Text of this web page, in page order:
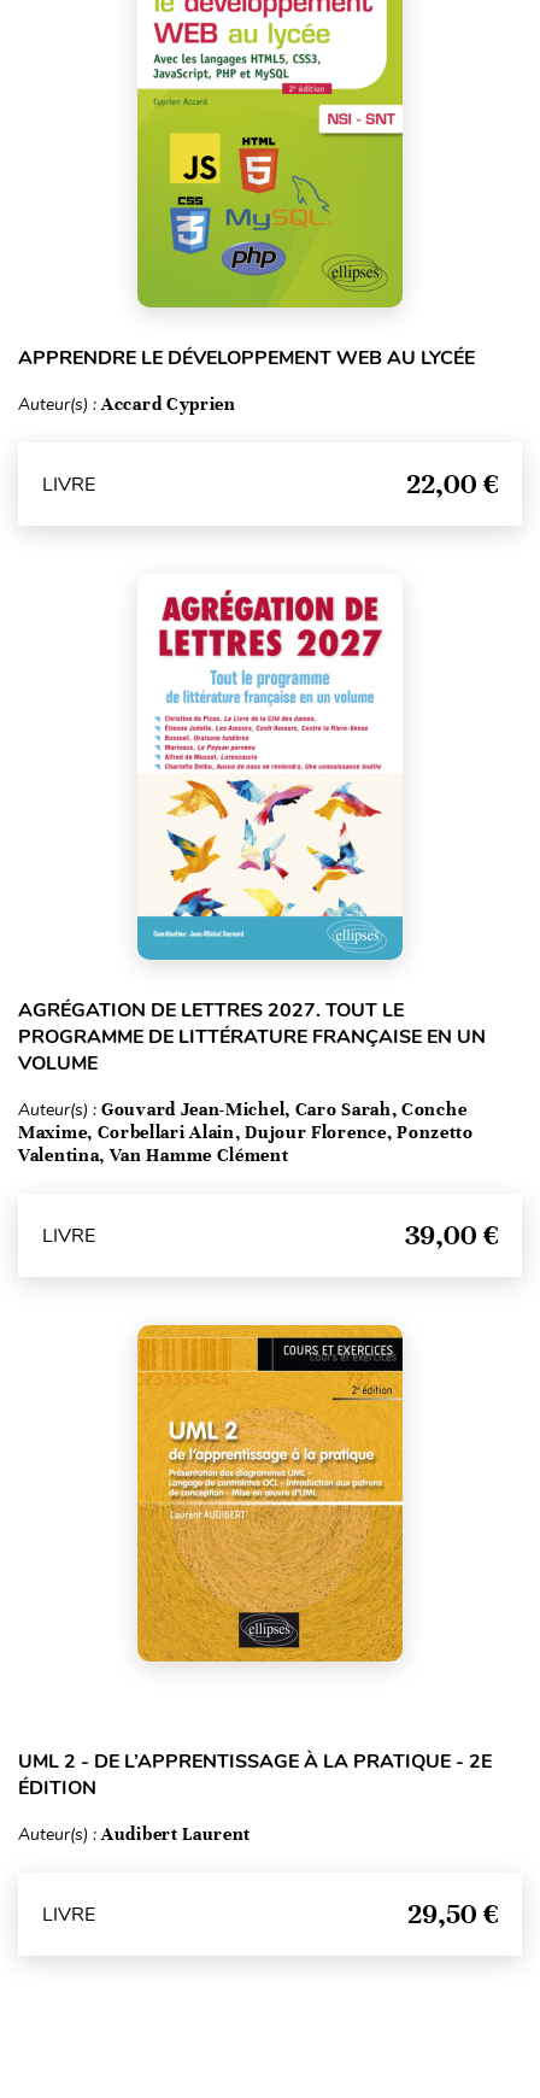
APPRENDRE LE DÉVELOPPEMENT WEB AU LYCÉE
Auteur(s) :Accard Cyprien
LIVRE 22,00 €
AGRÉGATION DE LETTRES 2027. TOUT LE
PROGRAMME DE LITTÉRATURE FRANÇAISE EN UN
VOLUME
Auteur(s) : Gouvard Jean-Michel, Caro Sarah, Conche
Maxime, Corbellari Alain, Dujour Florence, Ponzetto
Valentina, Van Hamme Clément
LIVRE 39,00 €
UML 2 - DE L’APPRENTISSAGE À LA PRATIQUE - 2E
ÉDITION
Auteur(s) :Audibert Laurent
LIVRE 29,50 €